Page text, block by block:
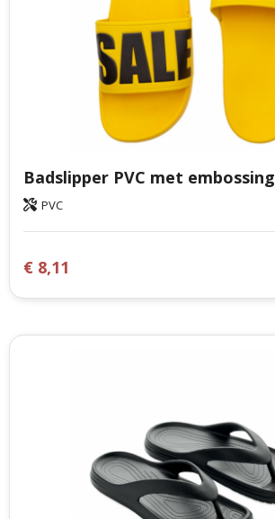
Badslipper PVC met embossing
PVC
€ 8,11